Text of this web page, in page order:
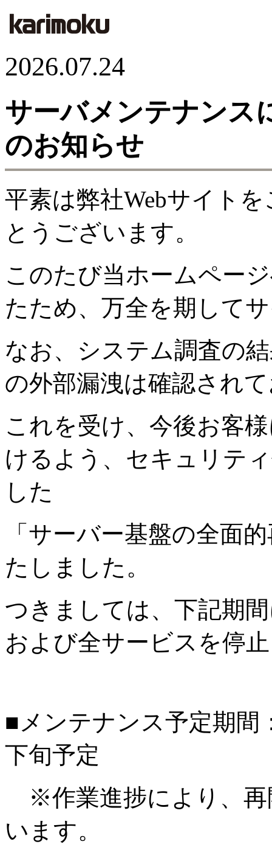
2026.07.24
サーバメンテナンス
のお知らせ
平素は弊社Webサイト
とうございます。
このたび当ホームペー
たため、万全を期して
なお、システム調査の
の外部漏洩は確認され
これを受け、今後お客
けるよう、セキュリテ
した
「サーバー基盤の全面
たしました。
つきましては、下記期
および全サービスを停
■メンテナンス予定期間
下旬予定
※作業進捗により、再
います。